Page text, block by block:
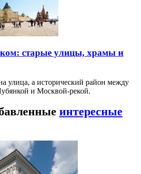
старые улицы, храмы и
улица, а исторический район между
и Москвой-рекой.
интересные